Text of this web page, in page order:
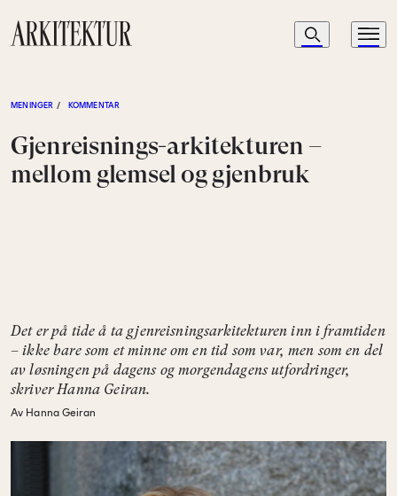
Navigasjon
Søk Meny
MENINGER / KOMMENTAR
Gjenreisnings-arkitekturen –
mellom glemsel og gjenbruk
Det er på tide å ta gjenreisningsarkitekturen inn i framtiden
– ikke bare som et minne om en tid som var, men som en del
av løsningen på dagens og morgendagens utfordringer,
skriver Hanna Geiran.
Av Hanna Geiran